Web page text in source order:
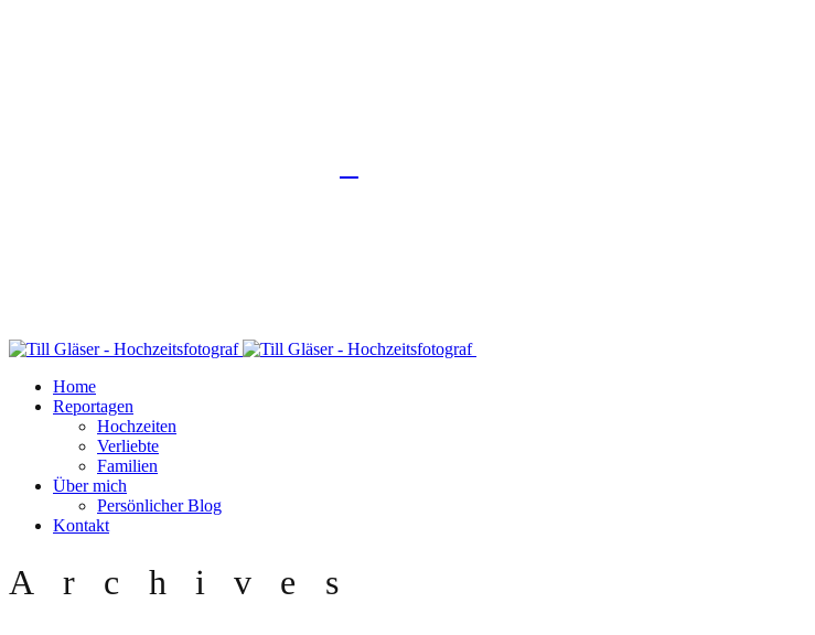
Home
Reportagen
Hochzeiten
Verliebte
Familien
Über mich
Persönlicher Blog
Kontakt
Archives